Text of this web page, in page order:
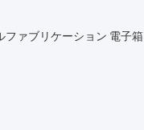
ファブリケーション 電子箱